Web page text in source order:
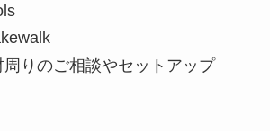
りのご相談やセットアップ